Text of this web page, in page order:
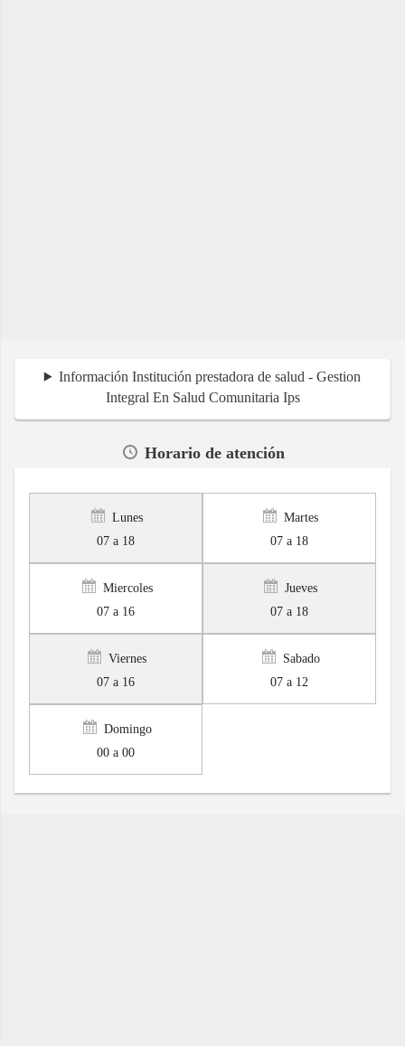
Información Institución prestadora de salud - Gestion
Integral En Salud Comunitaria Ips
Horario de atención
Lunes
07 a 18
Martes
07 a 18
Miercoles
07 a 16
Jueves
07 a 18
Viernes
07 a 16
Sabado
07 a 12
Domingo
00 a 00